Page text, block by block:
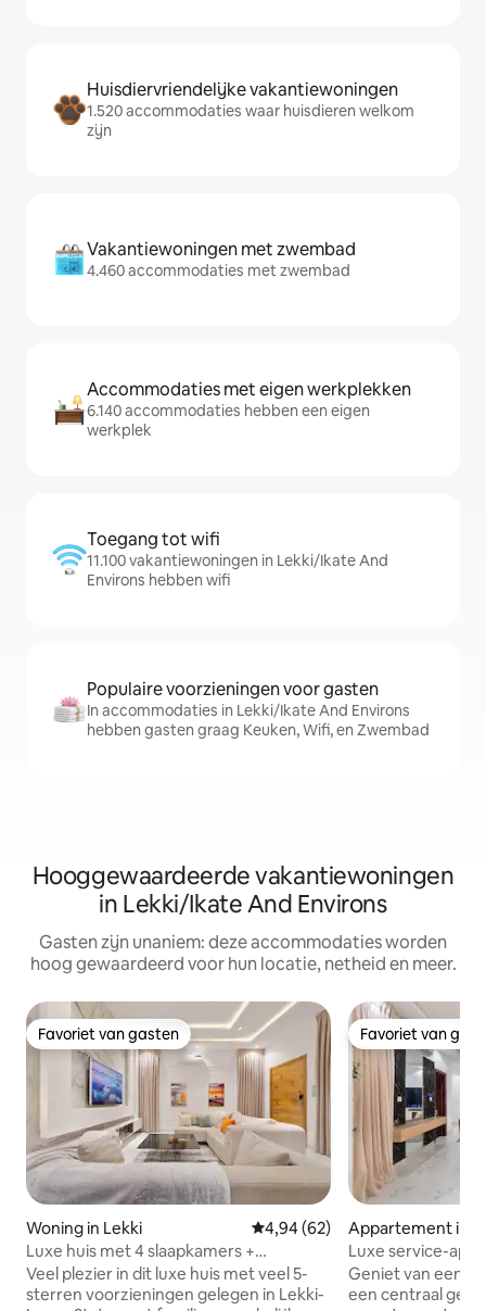
Huisdiervriendelijke vakantiewoningen
1.520 accommodaties waar huisdieren welkom
zijn
Vakantiewoningen met zwembad
4.460 accommodaties met zwembad
Accommodaties met eigen werkplekken
6.140 accommodaties hebben een eigen
werkplek
Toegang tot wifi
11.100 vakantiewoningen in Lekki/Ikate And
Environs hebben wifi
Populaire voorzieningen voor gasten
In accommodaties in Lekki/Ikate And Environs
hebben gasten graag Keuken, Wifi, en Zwembad
Hooggewaardeerde vakantiewoningen
in Lekki/Ikate And Environs
Gasten zijn unaniem: deze accommodaties worden
hoog gewaardeerd voor hun locatie, netheid en meer.
Favoriet van gasten
Favoriet van gasten
Woning in Lekki Gemiddelde beoordeling van
4,94 (62)
Luxe huis met 4 slaapkamers +
zwembad + PS5 + snooker + tennis in
Lekki
Veel plezier in dit luxe huis met veel 5-
sterren voorzieningen gelegen in Lekki-
Favoriet van
Favoriet van
Appartement in
Luxe service-
slaapkamers en
Geniet van een
een centraal